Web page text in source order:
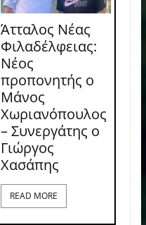
Άτταλος Νέας
Φιλαδέλφειας:
Νέος
προπονητής ο
Μάνος
Χωριανόπουλος
– Συνεργάτης ο
Γιώργος
Χασάπης
READ MORE